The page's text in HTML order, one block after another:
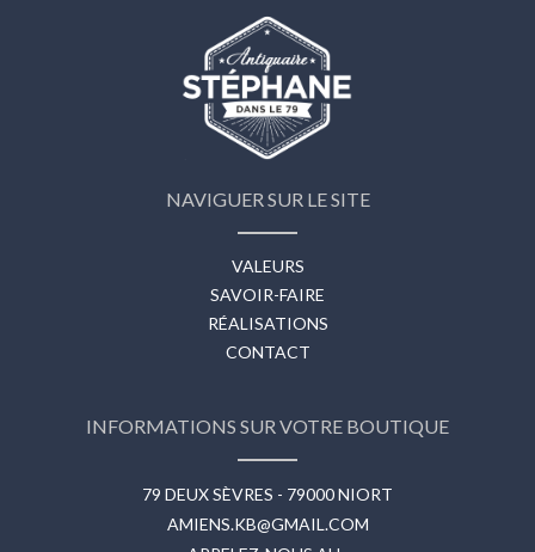
NAVIGUER SUR LE SITE
VALEURS
SAVOIR-FAIRE
RÉALISATIONS
CONTACT
INFORMATIONS SUR VOTRE BOUTIQUE
79 DEUX SÈVRES - 79000 NIORT
AMIENS.KB@GMAIL.COM